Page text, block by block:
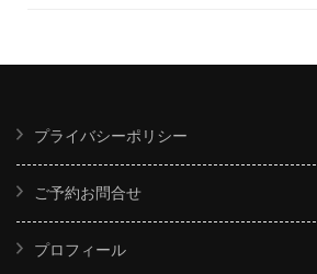
プライバシーポリシー
ご予約お問合せ
プロフィール